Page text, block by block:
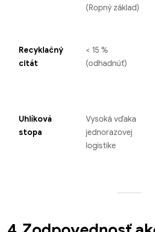
(Ropný základ)
Recyklačný
citát
< 15 %
(odhadnúť)
Uhlíková
stopa
Vysoká vďaka
jednorazovej
logistike